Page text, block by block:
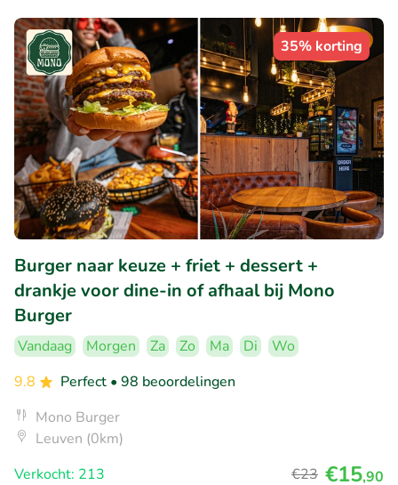
35% korting
Burger naar keuze + friet + dessert +
drankje voor dine-in of afhaal bij Mono
Burger
Vandaag Morgen Za Zo Ma Di
Wo
9.8
Perfect • 98 beoordelingen
Mono Burger
Leuven (0km)
Verkocht: 213
€23 €15,90